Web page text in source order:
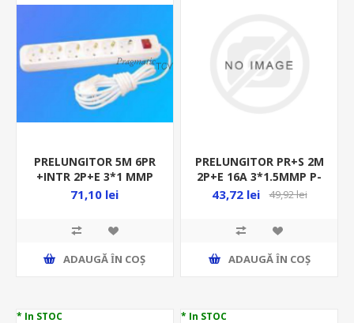
PRELUNGITOR 5M 6PR
+INTR 2P+E 3*1 MMP
PL-6CPI 38008 N-02687
71,10 lei
ADAUGĂ ȊN COŞ
PRELUNGITOR PR+S 2M
2P+E 16A 3*1.5MMP P-
CFI-CP 54756 N-98388A
43,72 lei 49,92 lei
ADAUGĂ ȊN COŞ
* In STOC * In STOC